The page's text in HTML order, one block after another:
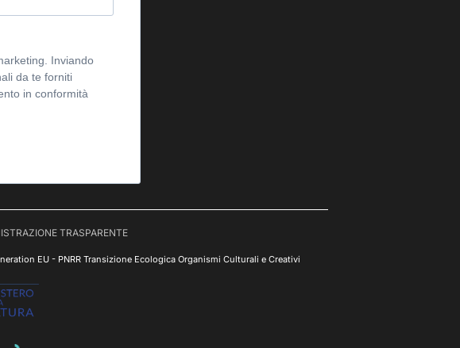
Inviando
da te forniti
in conformità
TRASPARENTE
EU - PNRR Transizione Ecologica Organismi Culturali e Creativi